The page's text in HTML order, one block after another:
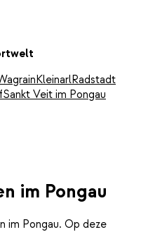
KleinarlRadstadt
Sankt Veit im Pongau
im Pongau
im Pongau. Op deze